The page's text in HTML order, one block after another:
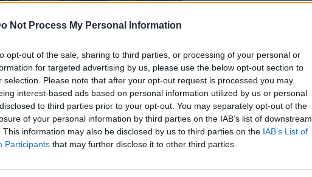
Not Process My Personal Information
opt-out of the sale, sharing to third parties, or processing of your personal or
for targeted advertising by us, please use the below opt-out section to
selection. Please note that after your opt-out request is processed you may
interest-based ads based on personal information utilized by us or personal
to third parties prior to your opt-out. You may separately opt-out of the
of your personal information by third parties on the IAB’s list of downstream
This information may also be disclosed by us to third parties on the IAB’s List of
Participants that may further disclose it to other third parties.